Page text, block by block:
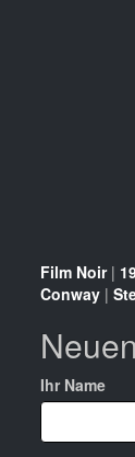
Film Noir|
Conway |
Ihr Name